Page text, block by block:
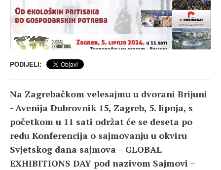
PODIJELI:
Na Zagrebačkom velesajmu u dvorani Brijuni
- Avenija Dubrovnik 15, Zagreb, 5. lipnja, s
početkom u 11 sati održat će se deseta po
redu Konferencija o sajmovanju u okviru
Svjetskog dana sajmova – GLOBAL
EXHIBITIONS DAY pod nazivom Sajmovi –